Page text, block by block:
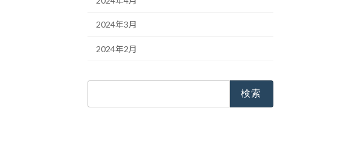
2024年3月
2024年2月